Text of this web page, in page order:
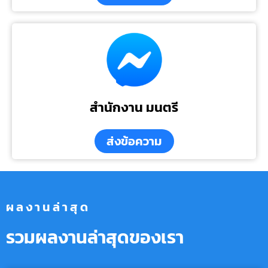
สำนักงาน มนตรี
ส่งข้อความ
ผลงานล่าสุด
รวมผลงานล่าสุดของเรา